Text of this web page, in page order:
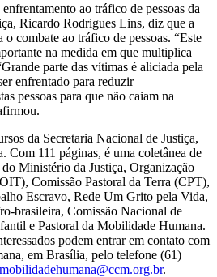
ao tráfico de pessoas da
Ricardo Rodrigues Lins, diz que a
combate ao tráfico de pessoas. “Este
na medida em que multiplica
parte das vítimas é aliciada pela
enfrentado para reduzir
pessoas para que não caiam na
da Secretaria Nacional de Justiça,
Com 111 páginas, é uma coletânea de
Ministério da Justiça, Organização
Comissão Pastoral da Terra (CPT),
Escravo, Rede Um Grito pela Vida,
brasileira, Comissão Nacional de
e Pastoral da Mobilidade Humana.
podem entrar em contato com
em Brasília, pelo telefone (61)
mobilidadehumana@ccm.org.br.